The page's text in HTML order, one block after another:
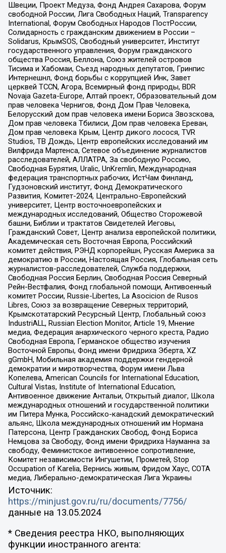
Швеции, Проект Медуза, Фонд Андрея Сахарова, Форум
свободной России, Лига Свободных Наций, Transparеncy
International, Форум Свободных Народов ПостРоссии,
Солидарность с гражданским движением в России –
Solidarus, КрымSOS, Свободный университет, Институт
государственного управления, Форум гражданского
общества Россия, Беллона, Союз жителей островов
Тисима и Хабомаи, Съезд народных депутатов, Гринпис
Интернешнл, Фонд борьбы с коррупцией Инк, Завет
церквей TCCN, Агора, Всемирный фонд природы, BDR
Novaja Gazeta-Europe, Алтай проект, Образовательный дом
прав человека Чернигов, Фонд Дом Прав Человека,
Белорусский дом прав человека имени Бориса Звозскова,
Дом прав человека Тбилиси, Дом прав человека Ереван,
Дом прав человека Крым, Центр дикого лосося, TVR
Studios, ТВ Дождь, Центр европейских исследований им
Вилфрида Мартенса, Сетевое объединение журналистов
расследователей, АЛЛАТРА, За свободную Россию,
Свободная Бурятия, Uralic, UnKremlin, Международная
федерация транспортных рабочих, ИстЧам Финланд,
Гудзоновский институт, Фонд Демократического
Развития, Комитет-2024, Центрально-Европейский
университет, Центр восточноевропейских и
международных исследований, Общество Сторожевой
башни, Библии и трактатов Свидетелей Иеговы,
Гражданский Совет, Центр анализа европейской политики,
Академическая сеть Восточная Европа, Российский
комитет действия, РЭНД корпорейшн, Русская Америка за
демократию в России, Настоящая Россия, Глобальная сеть
журналистов-расследователей, Служба поддержки,
Свободная Россия Берлин, Свободная Россия Северный
Рейн-Вестфалия, Фонд глобальной помощи, Антивоенный
комитет России, Russie-Libertes, La Asocicion de Rusos
Libres, Союз за возвращение Северных территорий,
Крымскотатарский Ресурсный Центр, Глобальный союз
IndustriALL, Russian Election Monitor, Article 19, Мнение
медиа, Федерация анархического черного креста, Радио
Свободная Европа, Германское общество изучения
Восточной Европы, Фонд имени Фридриха Эберта, XZ
gGmbH, Мобильная академия поддержки гендерной
демократии и миротворчества, Форум имени Льва
Копелева, American Councils for International Education,
Cultural Vistas, Institute of International Education,
Антивоенное движение Антальи, Открытый диалог, Школа
международных отношений и государственной политики
им Питера Мунка, Российско-канадский демократический
альянс, Школа международных отношений им Нормана
Патерсона, Центр Гражданских Свобод, Фонд Бориса
Немцова за Свободу, Фонд имени Фридриха Науманна за
свободу, Феминистское антивоенное сопротивление,
Комитет независимости Ингушетии, Прометей, Stop
Occupation of Karelia, Вернись живым, Фридом Хаус, СОТА
медиа, Либерально-демократическая Лига Украины
Источник:
https://minjust.gov.ru/ru/documents/7756/
данные на 13.05.2024
* Сведения реестра НКО, выполняющих
функции иностранного агента: